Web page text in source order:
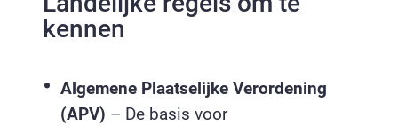
kennen
Algemene Plaatselijke Verordening
(APV) – De basis voor